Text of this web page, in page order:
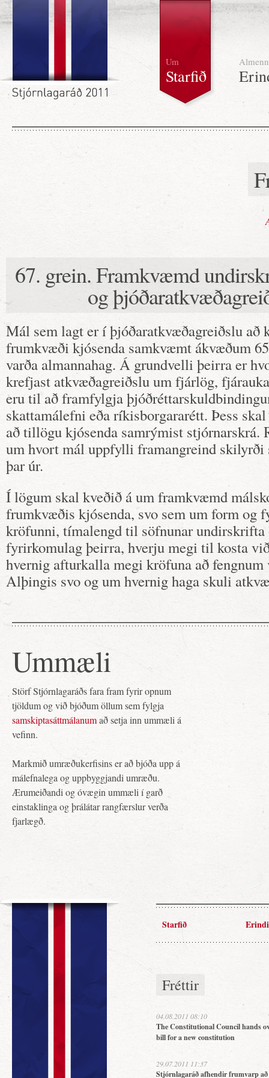
Um
Starfið
Almenn
67. grein. Framkvæmd
og
Mál sem lagt er í þjóðaratkvæðagreiðslu að
frumkvæði kjósenda samkvæmt ákvæðum
varða almannahag. Á grundvelli þeirra er
krefjast atkvæðagreiðslu um fjárlög,
eru til að framfylgja
skattamálefni eða ríkisborgararétt. Þess
að tillögu kjósenda samrýmist stjórnarskrá.
um hvort mál uppfylli framangreind skilyrði
þar úr.
Í lögum skal kveðið á um framkvæmd
frumkvæðis kjósenda, svo sem um form og
kröfunni, tímalengd til söfnunar undirskrifta
fyrirkomulag þeirra, hverju megi til kosta
hvernig afturkalla megi kröfuna að
Alþingis svo og um hvernig haga skuli
Ummæli
Störf Stjórnlagaráðs fara fram fyrir opnum
tjöldum og við bjóðum öllum sem fylgja
samskiptasáttmálanumað setja inn ummæli á
vefinn.
Markmið umræðukerfisins er að bjóða upp á
málefnalega og uppbyggjandi umræðu.
Ærumeiðandi og óvægin ummæli í garð
einstaklinga og þrálátar rangfærslur verða
fjarlægð.
Starfið Erindi
Fréttir
04.08.2011 08:10
The Constitutional Council hands
bill for a new constitution
29.07.2011 11:37
Stjórnlagaráð afhendir frumvarp